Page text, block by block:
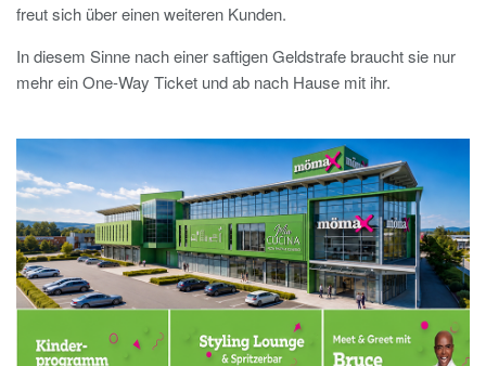
freut sich über einen weiteren Kunden.
In diesem Sinne nach einer saftigen Geldstrafe braucht sie nur
mehr ein One-Way Ticket und ab nach Hause mit ihr.